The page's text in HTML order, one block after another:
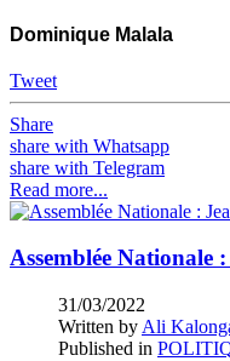
Dominique Malala
Tweet
Share
share with Whatsapp
share with Telegram
Read more...
Assemblée Nationale
31/03/2022
Written by Ali
Published in